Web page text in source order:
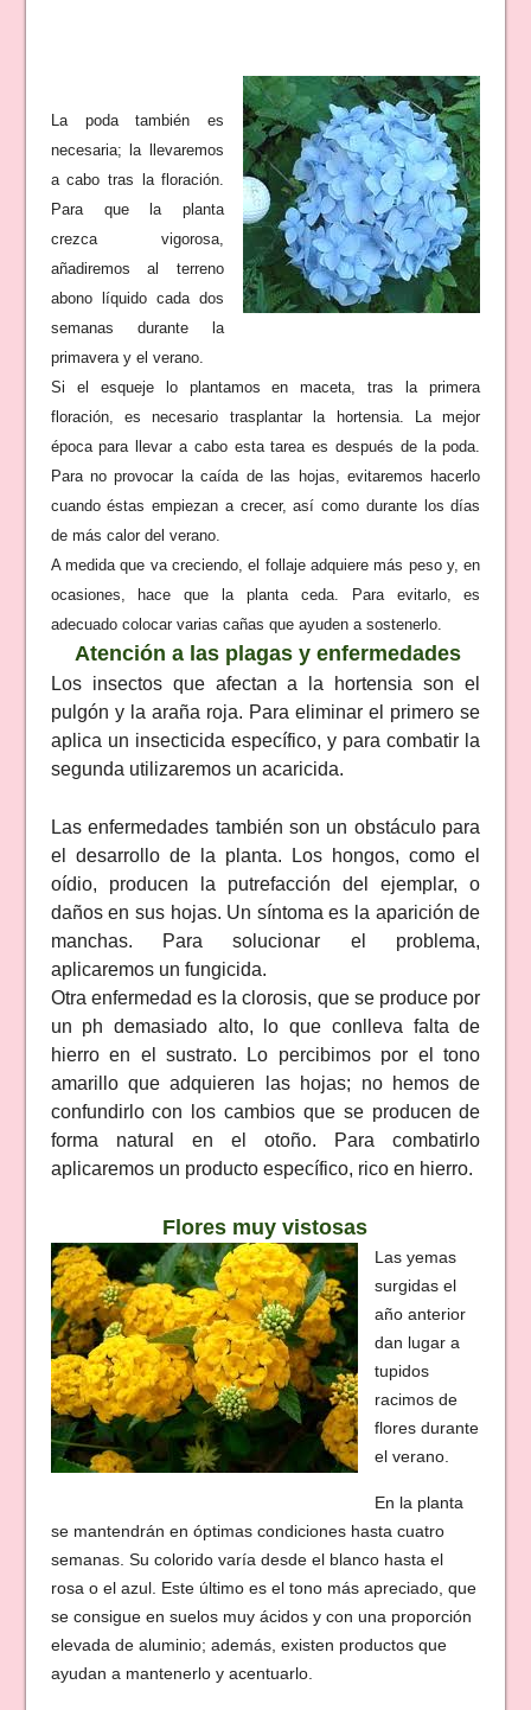
La poda también es
necesaria; la llevaremos
a cabo tras la floración.
Para que la planta
crezca vigorosa,
añadiremos al terreno
abono líquido cada dos
semanas durante la
primavera y el verano.
Si el esqueje lo plantamos en maceta, tras la primera
floración, es necesario trasplantar la hortensia. La mejor
época para llevar a cabo esta tarea es después de la poda.
Para no provocar la caída de las hojas, evitaremos hacerlo
cuando éstas empiezan a crecer, así como durante los días
de más calor del verano.
A medida que va creciendo, el follaje adquiere más peso y, en
ocasiones, hace que la planta ceda. Para evitarlo, es
adecuado colocar varias cañas que ayuden a sostenerlo.
Atención a las plagas y enfermedades
Los insectos que afectan a la hortensia son el
pulgón y la araña roja. Para eliminar el primero se
aplica un insecticida específico, y para combatir la
segunda utilizaremos un acaricida.
Las enfermedades también son un obstáculo para
el desarrollo de la planta. Los hongos, como el
oídio, producen la putrefacción del ejemplar, o
daños en sus hojas. Un síntoma es la aparición de
manchas. Para solucionar el problema,
aplicaremos un fungicida.
Otra enfermedad es la clorosis, que se produce por
un ph demasiado alto, lo que conlleva falta de
hierro en el sustrato. Lo percibimos por el tono
amarillo que adquieren las hojas; no hemos de
confundirlo con los cambios que se producen de
forma natural en el otoño. Para combatirlo
aplicaremos un producto específico, rico en hierro.
Flores muy vistosas
Las yemas
surgidas el
año anterior
dan lugar a
tupidos
racimos de
flores durante
el verano.
En la planta
se mantendrán en óptimas condiciones hasta cuatro
semanas. Su colorido varía desde el blanco hasta el
rosa o el azul. Este último es el tono más apreciado, que
se consigue en suelos muy ácidos y con una proporción
elevada de aluminio; además, existen productos que
ayudan a mantenerlo y acentuarlo.